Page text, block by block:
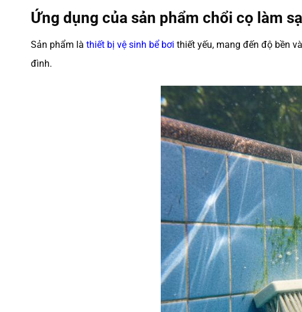
Ứng dụng của sản phẩm chổi cọ làm
Sản phẩm là thiết bị vệ sinh bể bơi thiết yếu, mang đến độ bền
đình.